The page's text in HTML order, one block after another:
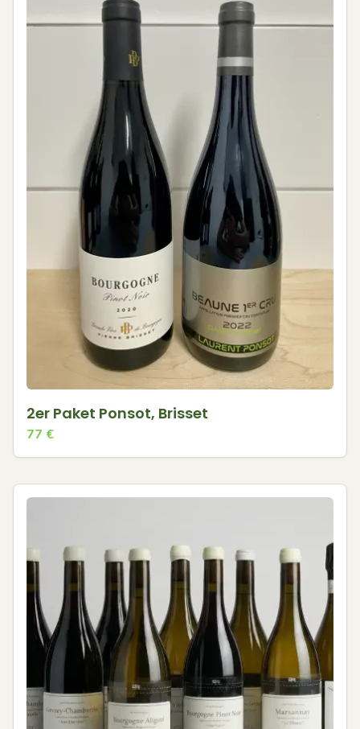
2er Paket Ponsot, Brisset
77 €